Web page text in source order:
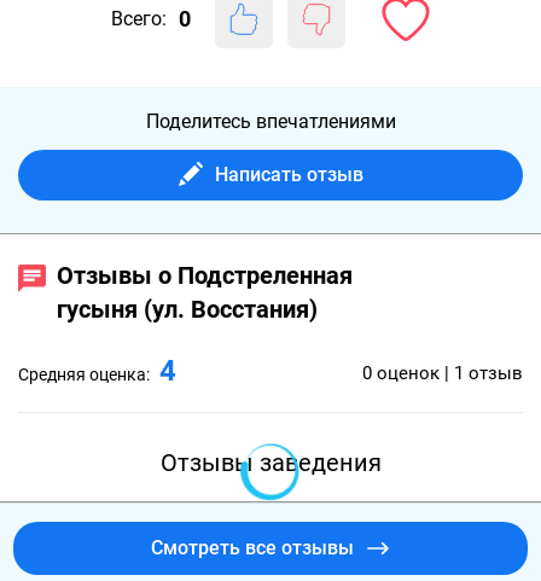
Всего: 0
Поделитесь впечатлениями
Написать отзыв
Отзывы о Подстреленная
гусыня (ул. Восстания)
Средняя оценка: 4 0 оценок | 1 отзыв
Отзывы заведения
Смотреть все отзывы